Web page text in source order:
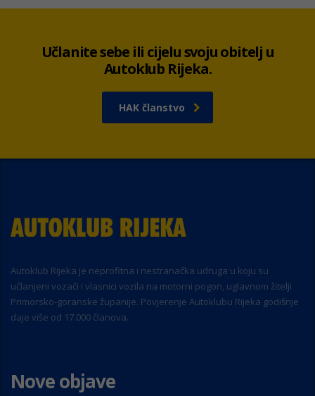
Učlanite sebe ili cijelu svoju obitelj u
Autoklub Rijeka.
HAK članstvo
Autoklub Rijeka je neprofitna i nestranačka udruga u koju su
učlanjeni vozači i vlasnici vozila na motorni pogon, uglavnom žitelji
Primorsko-goranske županije. Povjerenje Autoklubu Rijeka godišnje
daje više od 17.000 članova.
Nove objave